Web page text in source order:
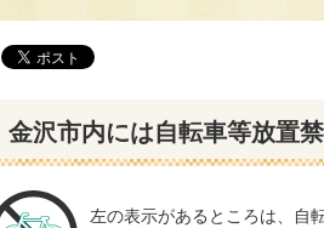
金沢市内には自転車等放置
左の表示があるところは、自